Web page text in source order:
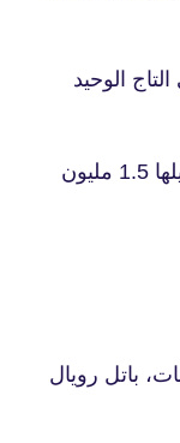
الوحيد
من أصدرا اللعبة بشكل رسمي تم تحميلها 1.5 مليون
باتل رويال